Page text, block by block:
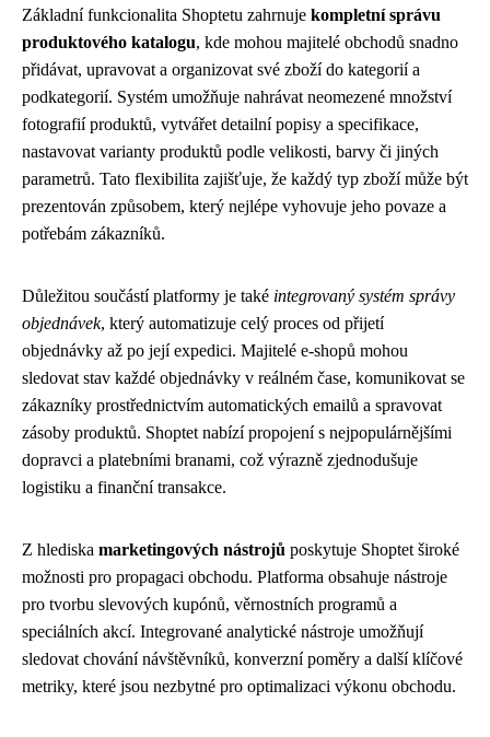
Základní funkcionalita Shoptetu zahrnuje kompletní správu
produktového katalogu, kde mohou majitelé obchodů snadno
přidávat, upravovat a organizovat své zboží do kategorií a
podkategorií. Systém umožňuje nahrávat neomezené množství
fotografií produktů, vytvářet detailní popisy a specifikace,
nastavovat varianty produktů podle velikosti, barvy či jiných
parametrů. Tato flexibilita zajišťuje, že každý typ zboží může být
prezentován způsobem, který nejlépe vyhovuje jeho povaze a
potřebám zákazníků.
Důležitou součástí platformy je také integrovaný systém správy
objednávek, který automatizuje celý proces od přijetí
objednávky až po její expedici. Majitelé e-shopů mohou
sledovat stav každé objednávky v reálném čase, komunikovat se
zákazníky prostřednictvím automatických emailů a spravovat
zásoby produktů. Shoptet nabízí propojení s nejpopulárnějšími
dopravci a platebními branami, což výrazně zjednodušuje
logistiku a finanční transakce.
Z hlediska marketingových nástrojů poskytuje Shoptet široké
možnosti pro propagaci obchodu. Platforma obsahuje nástroje
pro tvorbu slevových kupónů, věrnostních programů a
speciálních akcí. Integrované analytické nástroje umožňují
sledovat chování návštěvníků, konverzní poměry a další klíčové
metriky, které jsou nezbytné pro optimalizaci výkonu obchodu.